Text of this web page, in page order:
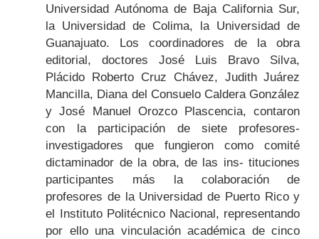
Universidad Autónoma de Baja California Sur,
la Universidad de Colima, la Universidad de
Guanajuato. Los coordinadores de la obra
editorial, doctores José Luis Bravo Silva,
Plácido Roberto Cruz Chávez, Judith Juárez
Mancilla, Diana del Consuelo Caldera González
y José Manuel Orozco Plascencia, contaron
con la participación de siete profesores-
investigadores que fungieron como comité
dictaminador de la obra, de las ins- tituciones
participantes más la colaboración de
profesores de la Universidad de Puerto Rico y
el Instituto Politécnico Nacional, representando
por ello una vinculación académica de cinco